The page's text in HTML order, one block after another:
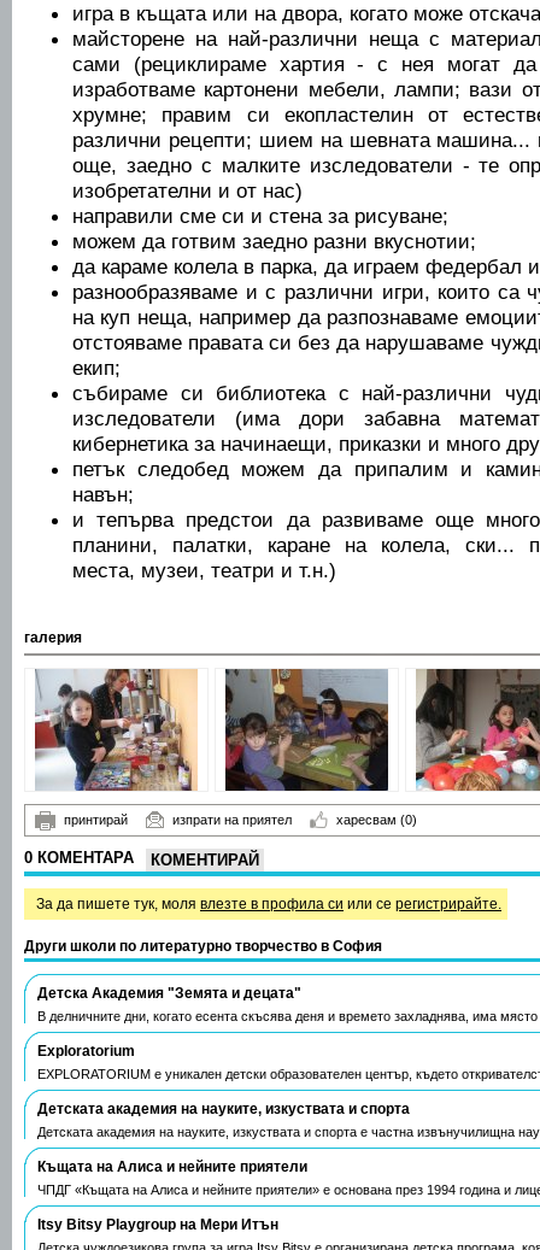
игра в къщата или на двора, когато може
майсторене на най-различни неща с
сами (рециклираме хартия - с нея могат
изработваме картонени мебели, лампи; вази
хрумне; правим си екопластелин от
различни рецепти; шием на шевната
още, заедно с малките изследователи - те
изобретателни и от нас)
направили сме си и стена за рисуване;
можем да готвим заедно разни вкуснотии;
да караме колела в парка, да играем федербал
разнообразяваме и с различни игри, които са
на куп неща, например да разпознаваме
отстояваме правата си без да нарушаваме
екип;
събираме си библиотека с най-различни
изследователи (има дори забавна
кибернетика за начинаещи, приказки и много
петък следобед можем да припалим и
навън;
и тепърва предстои да развиваме още
планини, палатки, каране на колела, ски...
места, музеи, театри и т.н.)
галерия
принтирай изпрати на приятел харесвам (0)
0 КОМЕНТАРА КОМЕНТИРАЙ
За да пишете тук, моля влезте в профила си или се регистрирайте.
Други школи по литературно творчество в София
Детска Академия "Земята и децата"
В делничните дни, когато есента скъсява деня и времето захладнява, има
Exploratorium
EXPLORATORIUM е уникален детски образователен център, където
Детската академия на науките, изкуствата и спорта
Детската академия на науките, изкуствата и спорта е частна извънучилищна
Къщата на Алиса и нейните приятели
ЧПДГ «Къщата на Алиса и нейните приятели» е основана през 1994 година и
Itsy Bitsy Playgroup на Мери Итън
Детска чуждоезикова група за игра Itsy Bitsy е организирана детска програма,